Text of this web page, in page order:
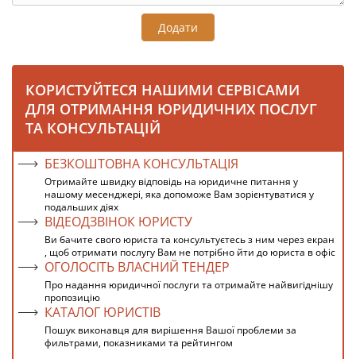
Додати
КОРИСТУЙТЕСЯ НАШИМИ СЕРВІСАМИ
ДЛЯ ОТРИМАННЯ ЮРИДИЧНИХ ПОСЛУГ
ТА КОНСУЛЬТАЦІЙ
БЕЗКОШТОВНА КОНСУЛЬТАЦІЯ
Отримайте швидку відповідь на юридичне питання у
нашому месенджері, яка допоможе Вам зорієнтуватися у
подальших діях
ВІДЕОДЗВІНОК ЮРИСТУ
Ви бачите свого юриста та консультуєтесь з ним через екран
, щоб отримати послугу Вам не потрібно йти до юриста в офіс
ОГОЛОСІТЬ ВЛАСНИЙ ТЕНДЕР
Про надання юридичної послуги та отримайте найвигіднішу
пропозицію
КАТАЛОГ ЮРИСТІВ
Пошук виконавця для вирішення Вашої проблеми за
фильтрами, показниками та рейтингом